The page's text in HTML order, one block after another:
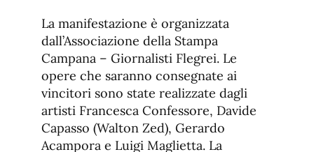
La manifestazione è organizzata
dall’Associazione della Stampa
Campana – Giornalisti Flegrei. Le
opere che saranno consegnate ai
vincitori sono state realizzate dagli
artisti Francesca Confessore, Davide
Capasso (Walton Zed), Gerardo
Acampora e Luigi Maglietta. La